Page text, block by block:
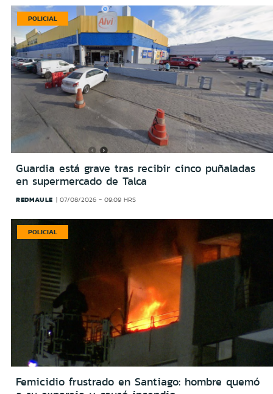
POLICIAL
Guardia está grave tras recibir cinco puñaladas
en supermercado de Talca
REDMAULE 07/08/2026 - 09:09 HRS
POLICIAL
Femicidio frustrado en Santiago: hombre quemó